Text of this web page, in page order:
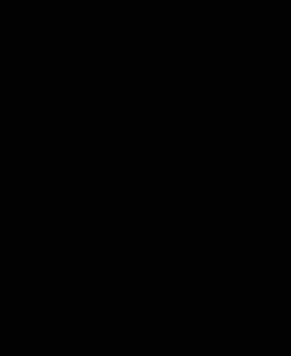
you navigate
website. Out of
cookies that are
browser as they
functionalities of